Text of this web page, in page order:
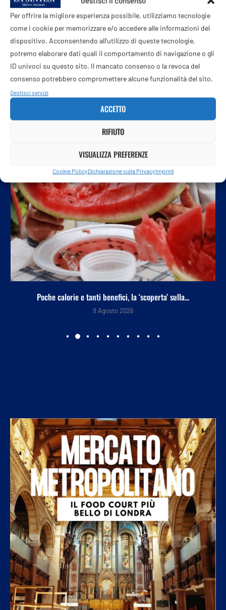
Per offrire la migliore esperienza possibile, utilizziamo tecnologie
come i cookie per memorizzare e/o accedere alle informazioni del
dispositivo. Acconsentendo all'utilizzo di queste tecnologie,
potremo elaborare dati quali il comportamento di navigazione o gli
ID univoci su questo sito. Il mancato consenso o la revoca del
consenso potrebbero compromettere alcune funzionalità del sito.
Gestisci servizi
ACCETTO
RIFIUTO
VISUALIZZA PREFERENZE
Cookie PolicyDichiarazione sulla PrivacyImprint
PROSSIMO POST
Rai, l’ad Rossi e l’ipotesi d’Urso: “Fuori dai palinsesti, ma
non si escludono progetti futuri”
POTREBBE ANCHE PIACERTI
Poche calorie e tanti benefici, la ‘scoperta’ sulla...
9 Agosto 2026